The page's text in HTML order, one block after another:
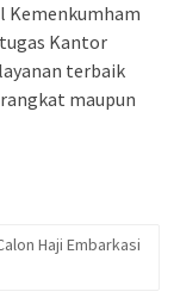
Kemenkumham
Kantor
terbaik
maupun
Haji Embarkasi